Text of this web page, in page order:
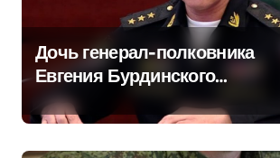
Дочь генерал-полковника
Евгения Бурдинского
оказывает платные услуги по
вопросам военной службы и
бронирования